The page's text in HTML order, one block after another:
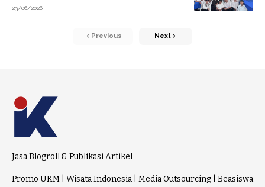
23/06/2026
Previous Next
Jasa Blogroll & Publikasi Artikel
Promo UKM Wisata Indonesia Media Outsourcing
Beasiswa